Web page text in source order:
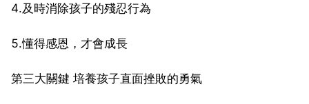
4.及時消除孩子的殘忍行為
5.懂得感恩，才會成長
第三大關鍵 培養孩子直面挫敗的勇氣